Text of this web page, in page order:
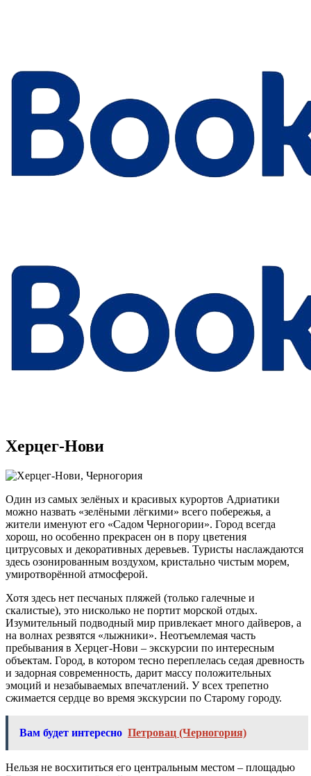
Херцег-Нови
Один из самых зелёных и красивых курортов Адриатики
можно назвать «зелёными лёгкими» всего побережья, а
жители именуют его «Садом Черногории». Город всегда
хорош, но особенно прекрасен он в пору цветения
цитрусовых и декоративных деревьев. Туристы наслаждаются
здесь озонированным воздухом, кристально чистым морем,
умиротворённой атмосферой.
Хотя здесь нет песчаных пляжей (только галечные и
скалистые), это нисколько не портит морской отдых.
Изумительный подводный мир привлекает много дайверов, а
на волнах резвятся «лыжники». Неотъемлемая часть
пребывания в Херцег-Нови – экскурсии по интересным
объектам. Город, в котором тесно переплелась седая древность
и задорная современность, дарит массу положительных
эмоций и незабываемых впечатлений. У всех трепетно
сжимается сердце во время экскурсии по Старому городу.
Вам будет интересно Петровац (Черногория)
Нельзя не восхититься его центральным местом – площадью